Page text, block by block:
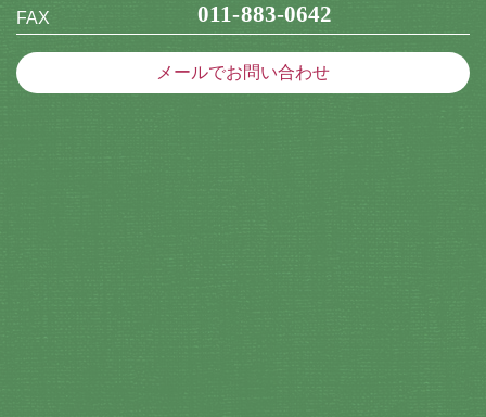
FAX 011-883-0642
メールでお問い合わせ